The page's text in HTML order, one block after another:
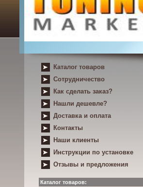
Каталог товаров
Сотрудничество
Как сделать заказ?
Нашли дешевле?
Доставка и оплата
Контакты
Наши клиенты
Инструкции по установке
Отзывы и предложения
Каталог товаров: